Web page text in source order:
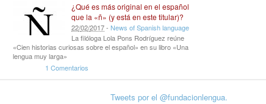
¿Qué es más original en el español
que la «ñ» (y está en este titular)?
22/02/2017- News of Spanish language
La filóloga Lola Pons Rodríguez reúne
«Cien historias curiosas sobre el español» en su libro «Una
lengua muy larga»
1 Comentarios
Tweets por el @fundacionlengua.